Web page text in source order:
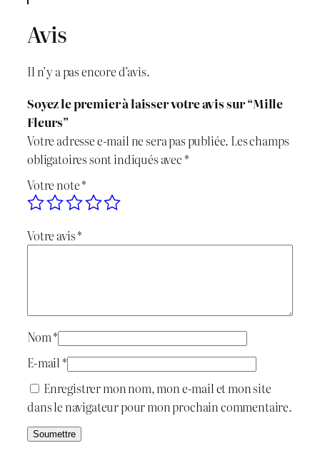
Avis
Il n’y a pas encore d’avis.
Soyez le premier à laisser votre avis sur “Mille
Fleurs”
Votre adresse e-mail ne sera pas publiée. Les champs
obligatoires sont indiqués avec *
Votre note*
Votre avis*
Nom*
E-mail *
Enregistrer mon nom, mon e-mail et mon site
dans le navigateur pour mon prochain commentaire.